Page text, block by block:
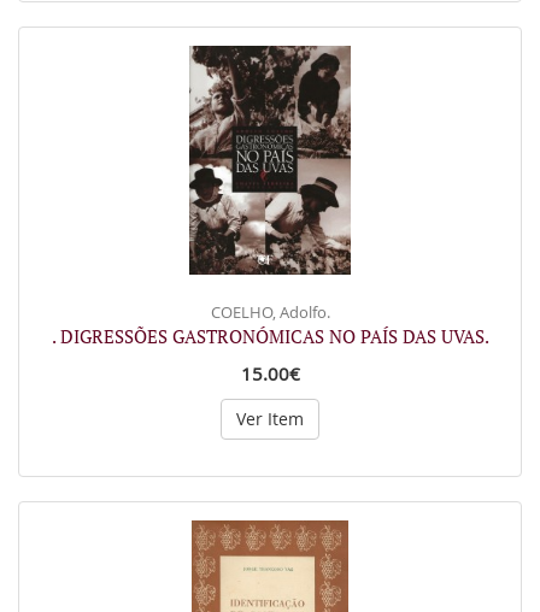
COELHO, Adolfo.
. DIGRESSÕES GASTRONÓMICAS NO PAÍS DAS UVAS.
15.00€
Ver Item